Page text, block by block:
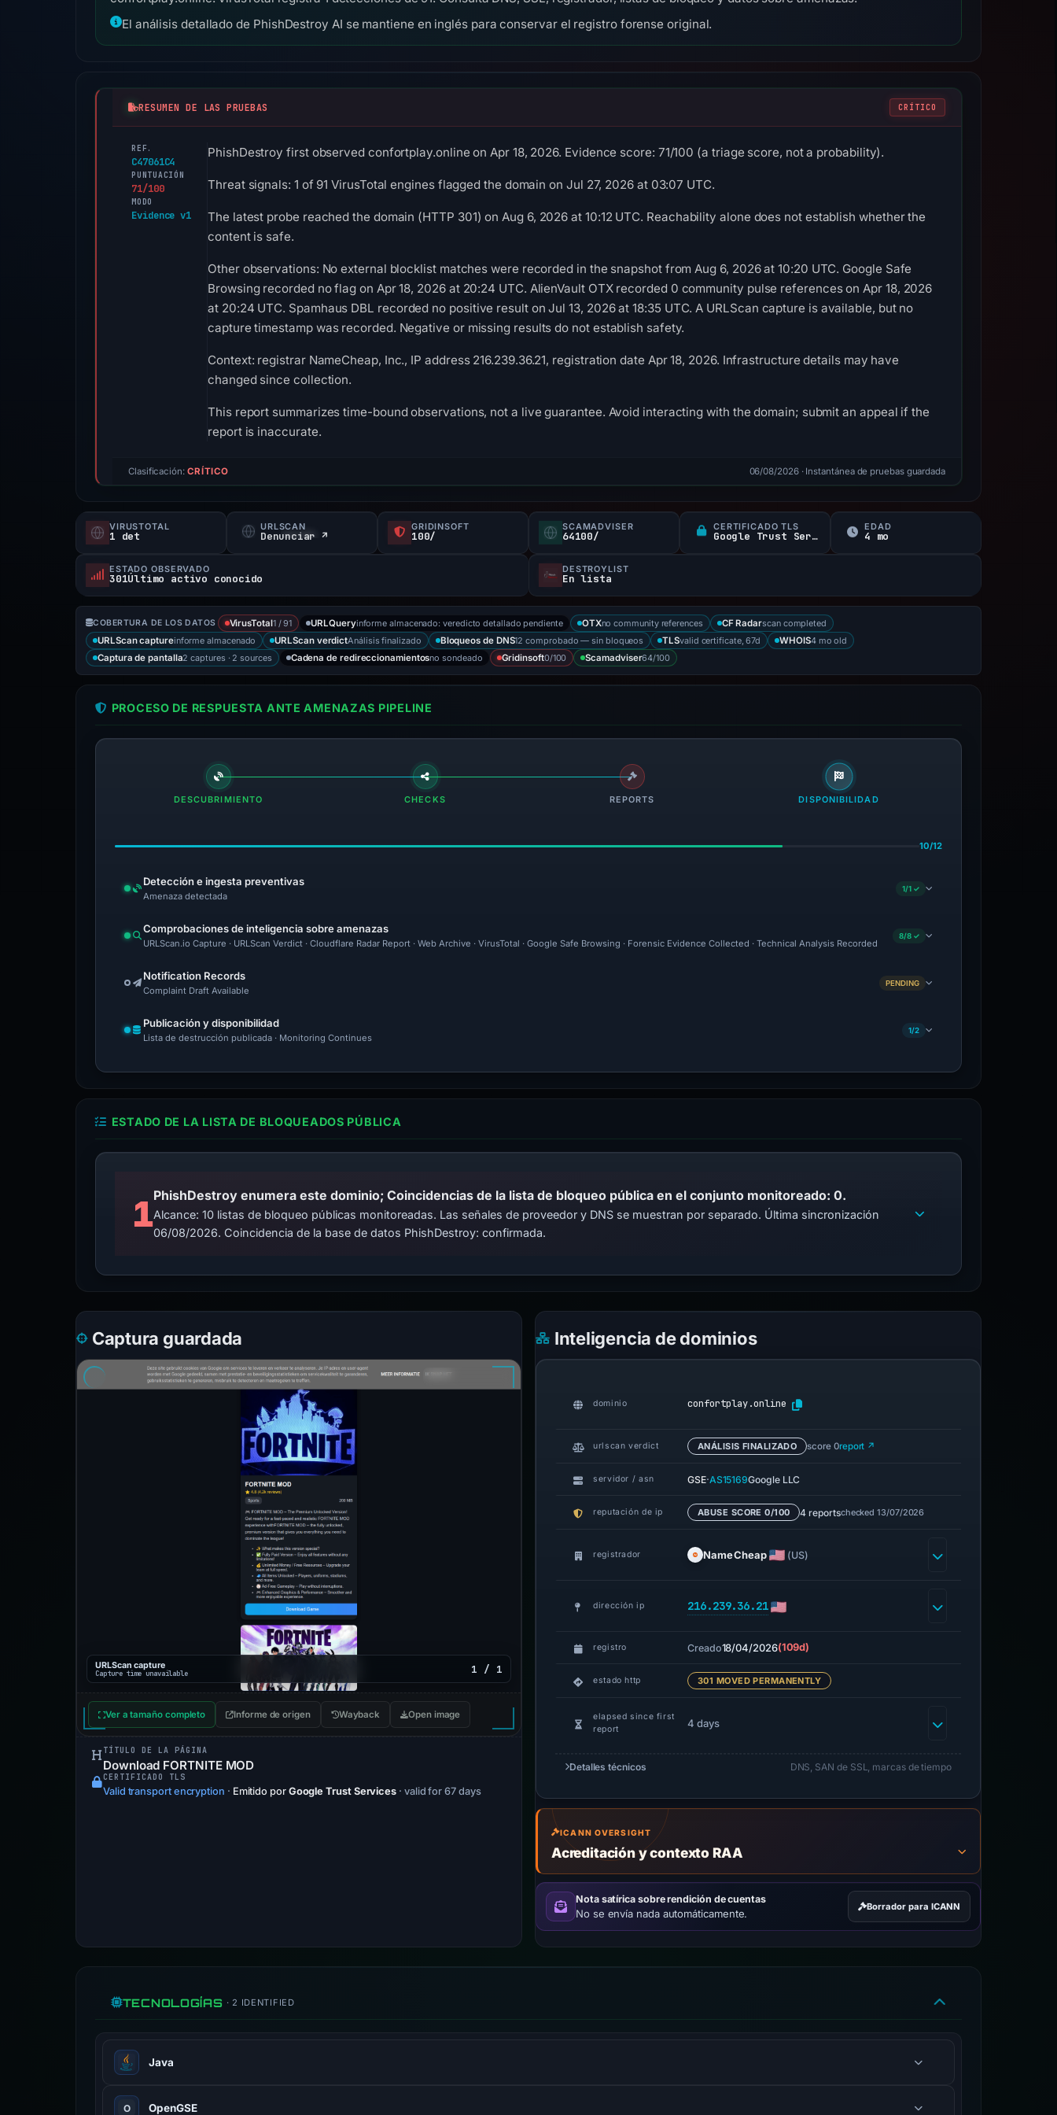
El análisis detallado de PhishDestroy AI se mantiene en inglés para conservar el registro forense original.
RESUMEN DE LAS PRUEBAS CRÍTICO
REF.
C47061C4
PUNTUACIÓN
71/100
MODO
Evidence v1
PhishDestroy first observed confortplay.online on Apr 18, 2026. Evidence score: 71/100 (a triage score, not a probability).
Threat signals: 1 of 91 VirusTotal engines flagged the domain on Jul 27, 2026 at 03:07 UTC.
The latest probe reached the domain (HTTP 301) on Aug 6, 2026 at 10:12 UTC. Reachability alone does not establish whether the
content is safe.
Other observations: No external blocklist matches were recorded in the snapshot from Aug 6, 2026 at 10:20 UTC. Google Safe
Browsing recorded no flag on Apr 18, 2026 at 20:24 UTC. AlienVault OTX recorded 0 community pulse references on Apr 18, 2026
at 20:24 UTC. Spamhaus DBL recorded no positive result on Jul 13, 2026 at 18:35 UTC. A URLScan capture is available, but no
capture timestamp was recorded. Negative or missing results do not establish safety.
Context: registrar NameCheap, Inc., IP address 216.239.36.21, registration date Apr 18, 2026. Infrastructure details may have
changed since collection.
This report summarizes time-bound observations, not a live guarantee. Avoid interacting with the domain; submit an appeal if the
report is inaccurate.
Clasificación: CRÍTICO 06/08/2026· Instantánea de pruebas guardada
VIRUSTOTAL
1 det
URLSCAN
Denunciar ↗
GRIDINSOFT
100/
SCAMADVISER
64100/
CERTIFICADO TLS
Google Trust Services
EDAD
4 mo
ESTADO OBSERVADO
301Último activo conocido
DESTROYLIST
En lista
COBERTURA DE LOS DATOS VirusTotal1 / 91 URLQueryinforme almacenado: veredicto detallado pendiente OTXno community references CF Radarscan completed
URLScan captureinforme almacenado URLScan verdictAnálisis finalizado Bloqueos de DNS12 comprobado — sin bloqueos TLSvalid certificate, 67d WHOIS4 mo old
Captura de pantalla2 captures · 2 sources Cadena de redireccionamientosno sondeado Gridinsoft0/100 Scamadviser64/100
PROCESO DE RESPUESTA ANTE AMENAZAS PIPELINE
DESCUBRIMIENTO CHECKS REPORTS DISPONIBILIDAD
10/12
Detección e ingesta preventivas
Amenaza detectada
1/1 ✓
Comprobaciones de inteligencia sobre amenazas
URLScan.io Capture · URLScan Verdict · Cloudflare Radar Report · Web Archive · VirusTotal · Google Safe Browsing · Forensic Evidence Collected · Technical Analysis Recorded
8/8 ✓
Notification Records
Complaint Draft Available
PENDING
Publicación y disponibilidad
Lista de destrucción publicada · Monitoring Continues
1/2
ESTADO DE LA LISTA DE BLOQUEADOS PÚBLICA
1PhishDestroy enumera este dominio; Coincidencias de la lista de bloqueo pública en el conjunto monitoreado: 0.
Alcance: 10 listas de bloqueo públicas monitoreadas. Las señales de proveedor y DNS se muestran por separado. Última sincronización
06/08/2026. Coincidencia de la base de datos PhishDestroy: confirmada.
Captura guardada
URLScan capture
Capture time unavailable 1 / 1
Ver a tamaño completo Informe de origen Wayback Open image
TÍTULO DE LA PÁGINA
Download FORTNITE MOD
CERTIFICADO TLS
Valid transport encryption · Emitido por Google Trust Services · valid for 67 days
Inteligencia de dominios
dominio confortplay.online
urlscan verdict ANÁLISIS FINALIZADO score 0report ↗
servidor / asn GSE·AS15169Google LLC
reputación de ip ABUSE SCORE 0/100 4 reportschecked 13/07/2026
registrador NameCheap (US)
dirección ip 216.239.36.21
registro Creado18/04/2026(109d)
estado http 301 MOVED PERMANENTLY
elapsed since first
report
4 days
Detalles técnicos DNS, SAN de SSL, marcas de tiempo
ICANN OVERSIGHT
Acreditación y contexto RAA
Nota satírica sobre rendición de cuentas
No se envía nada automáticamente.
Borrador para ICANN
TECNOLOGÍAS · 2 IDENTIFIED
Java
O OpenGSE